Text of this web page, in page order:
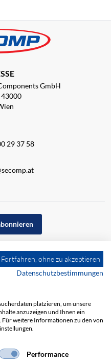
GmbH
29 37 58
Datenschutz
Fortfahren, ohne zu akzeptieren
Datenschutzbestimmungen
platzieren, um unsere
anzuzeigen und Ihnen ein
weitere Informationen zu den von
Performance